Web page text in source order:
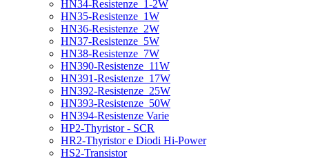
HN34-Resistenze_1-2W
HN35-Resistenze_1W
HN36-Resistenze_2W
HN37-Resistenze_5W
HN38-Resistenze_7W
HN390-Resistenze_11W
HN391-Resistenze_17W
HN392-Resistenze_25W
HN393-Resistenze_50W
HN394-Resistenze Varie
HP2-Thyristor - SCR
HR2-Thyristor e Diodi Hi-Power
HS2-Transistor